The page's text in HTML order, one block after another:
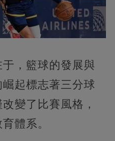
，籃球的發展與
起標志著三分球
變了比賽風格，
體系。